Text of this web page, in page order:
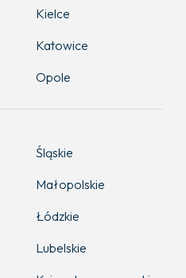
Kielce
Katowice
Opole
Śląskie
Małopolskie
Łódzkie
Lubelskie